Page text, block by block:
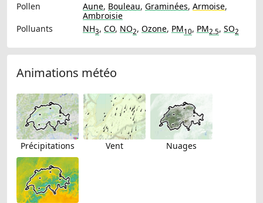
Pollen
Aune, Bouleau, Graminées, Armoise,
Ambroisie
Polluants
NH3, CO, NO2, Ozone, PM10, PM2.5, SO2
Animations météo
Précipitations Vent Nuages